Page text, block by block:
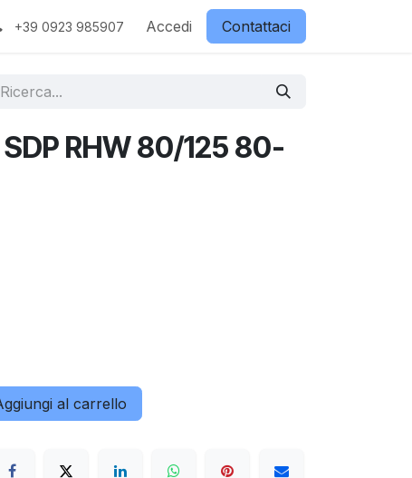
partner Contattaci Negozio
+39 0923 985907 Accedi Contattaci
SDP RHW 80/125 80-
al carrello